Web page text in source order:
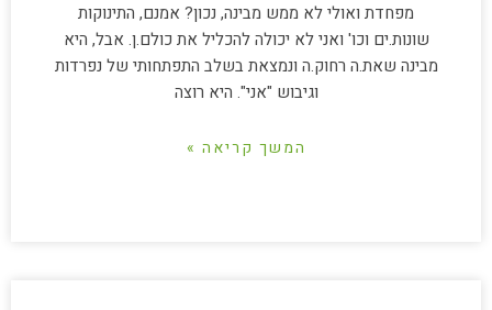
מפחדת ואולי לא ממש מבינה, נכון? אמנם, התינוקות
שונות.ים וכו' ואני לא יכולה להכליל את כולם.ן. אבל, היא
מבינה שאת.ה רחוק.ה ונמצאת בשלב התפתחותי של נפרדות
וגיבוש "אני". היא רוצה
המשך קריאה »